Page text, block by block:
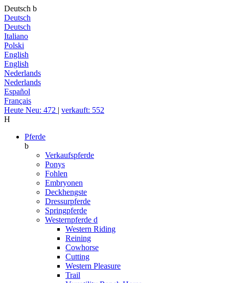
Deutsch b
Deutsch
Deutsch
Italiano
Polski
English
English
Nederlands
Nederlands
Español
Français
Heute Neu: 472 | verkauft: 552
H
Pferde
b
Verkaufspferde
Ponys
Fohlen
Embryonen
Deckhengste
Dressurpferde
Springpferde
Westernpferde d
Western Riding
Reining
Cowhorse
Cutting
Western Pleasure
Trail